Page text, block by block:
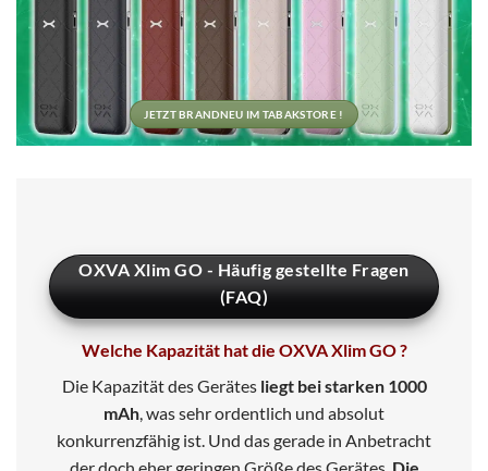
JETZT BRANDNEU IM TABAKSTORE !
OXVA Xlim GO - Häufig gestellte Fragen
(FAQ)
Welche Kapazität hat die OXVA Xlim GO ?
Die Kapazität des Gerätes liegt bei starken 1000
mAh , was sehr ordentlich und absolut
konkurrenzfähig ist. Und das gerade in Anbetracht